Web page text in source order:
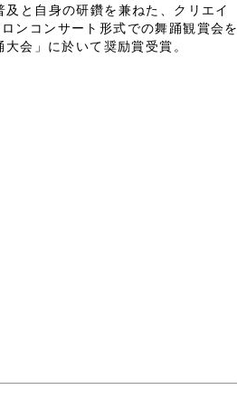
と自身の研鑽を兼ねた、クリエイ
ンコンサート形式での舞踊観賞会を
会」に於いて奨励賞受賞。